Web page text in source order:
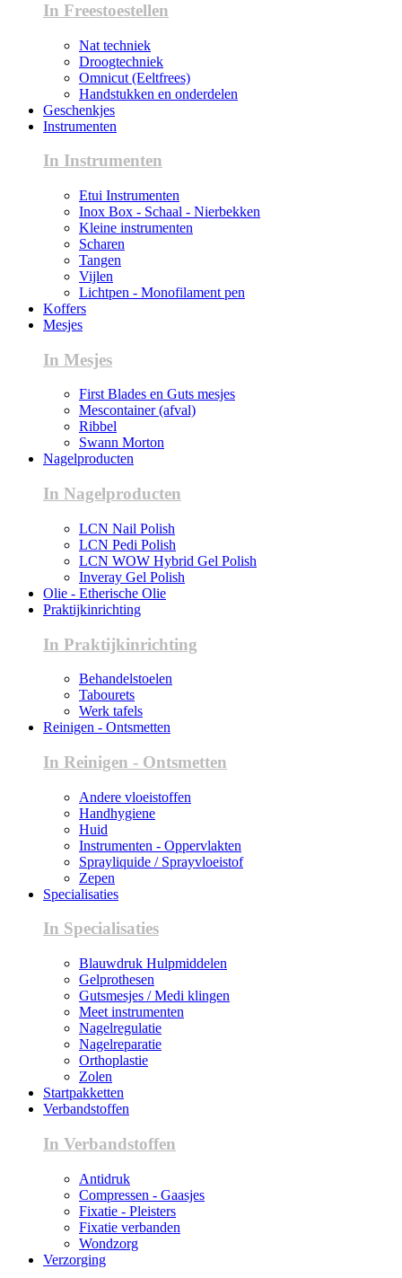
In Freestoestellen
Nat techniek
Droogtechniek
Omnicut (Eeltfrees)
Handstukken en onderdelen
Geschenkjes
Instrumenten
In Instrumenten
Etui Instrumenten
Inox Box - Schaal - Nierbekken
Kleine instrumenten
Scharen
Tangen
Vijlen
Lichtpen - Monofilament pen
Koffers
Mesjes
In Mesjes
First Blades en Guts mesjes
Mescontainer (afval)
Ribbel
Swann Morton
Nagelproducten
In Nagelproducten
LCN Nail Polish
LCN Pedi Polish
LCN WOW Hybrid Gel Polish
Inveray Gel Polish
Olie - Etherische Olie
Praktijkinrichting
In Praktijkinrichting
Behandelstoelen
Tabourets
Werk tafels
Reinigen - Ontsmetten
In Reinigen - Ontsmetten
Andere vloeistoffen
Handhygiene
Huid
Instrumenten - Oppervlakten
Sprayliquide / Sprayvloeistof
Zepen
Specialisaties
In Specialisaties
Blauwdruk Hulpmiddelen
Gelprothesen
Gutsmesjes / Medi klingen
Meet instrumenten
Nagelregulatie
Nagelreparatie
Orthoplastie
Zolen
Startpakketten
Verbandstoffen
In Verbandstoffen
Antidruk
Compressen - Gaasjes
Fixatie - Pleisters
Fixatie verbanden
Wondzorg
Verzorging